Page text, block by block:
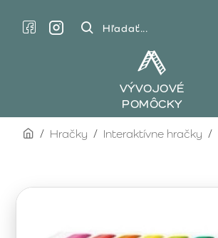
Hľadať...
VÝVOJOVÉ
POMÔCKY
homeHračky Interaktívne hračky